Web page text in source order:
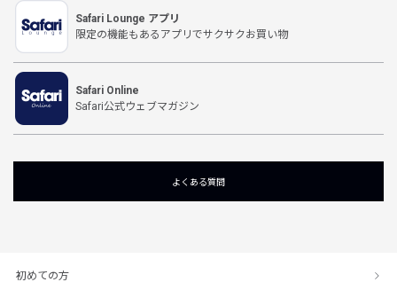
Safari Lounge アプリ
限定の機能もあるアプリでサクサクお買い物
Safari Online
Safari公式ウェブマガジン
よくある質問
初めての方